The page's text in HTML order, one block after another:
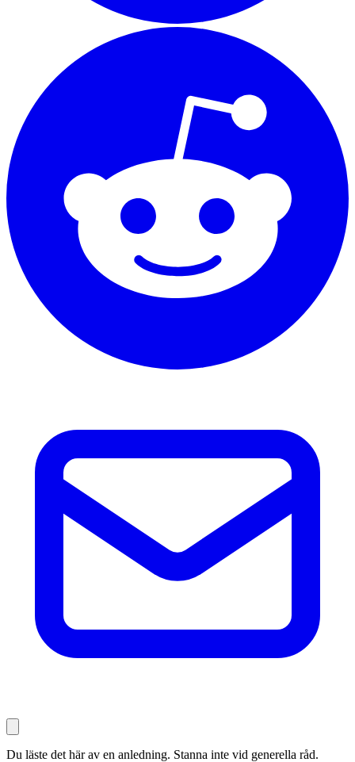
Du läste det här av en anledning. Stanna inte vid generella råd.